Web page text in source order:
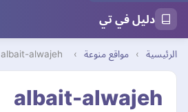
دليل في تي
الرئيسية › مواقع منوعة ›
albait-alwajeh
albait-alwajeh